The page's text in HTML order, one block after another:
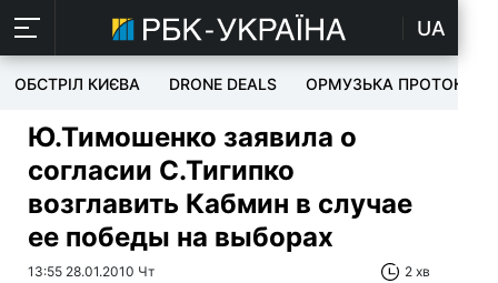
UA
ОБСТРІЛ КИЄВА DRONE DEALS ОРМУЗЬКА ПРОТОКА
Ю.Тимошенко заявила о
согласии С.Тигипко
возглавить Кабмин в случае
ее победы на выборах
13:55 28.01.2010 Чт 2 хв